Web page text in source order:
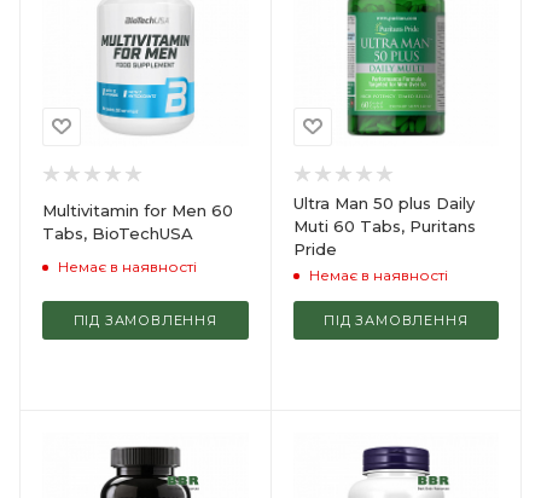
Multivitamin for Men 60
Tabs, BioTechUSA
Немає в наявності
ПІД ЗАМОВЛЕННЯ
Ultra Man 50 plus Daily
Muti 60 Tabs, Puritans
Pride
Немає в наявності
ПІД ЗАМОВЛЕННЯ